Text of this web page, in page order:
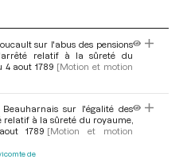
sur l'abus des pensions
relatif à la sûreté du
4 aout 1789 [Motion et motion
sur l'égalité des
relatif à la sûreté du royaume,
1789 [Motion et motion
de